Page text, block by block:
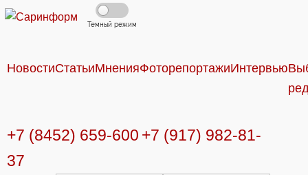
Темный режим
НовостиСтатьиМненияФоторепортажиИнтервью
+7 (8452) 659-600 +7 (917) 982-81-
37